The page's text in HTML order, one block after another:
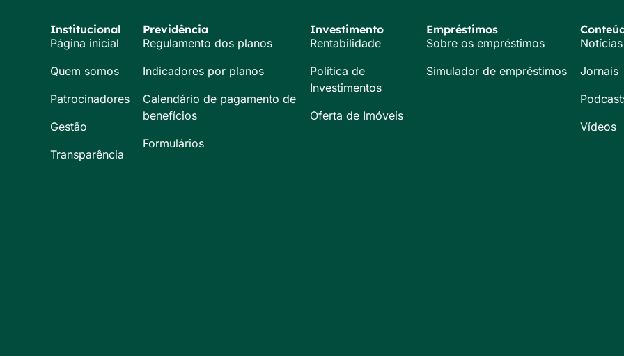
Institucional
Página inicial
Quem somos
Patrocinadores
Gestão
Transparência
Previdência
Regulamento dos planos
Indicadores por planos
Calendário de pagamento de
benefícios
Formulários
Investimento
Rentabilidade
Política de
Investimentos
Oferta de Imóveis
Empréstimos
Sobre os empréstimos
Simulador de empréstimos
Notícias
Jornais
Vídeos